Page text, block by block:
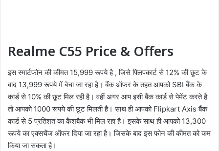
Realme C55 Price & Offers
इस स्मार्टफोन की कीमत 15,999 रूपये है , जिसे फ्लिपकार्ट से 12% की छूट के
बाद 13,999 रूपये में बेचा जा रहा है। बैंक ऑफर के तहत आपको SBI बैंक के
कार्ड से 10% की छूट मिल रही है। वहीं अगर आप इसी बैंक कार्ड से पेमेंट करते है
तो आपको 1000 रूपये की छूट मिलती है। साथ ही आपको Flipkart Axis बैंक
कार्ड से 5 प्रतिशत का कैशबैक भी मिल रहा है। इसके साथ ही आपको 13,300
रूपये का एक्सचेंज ऑफर दिया जा रहा है। जिसके बाद इस फोन की कीमत को कम
किया जा सकता है।